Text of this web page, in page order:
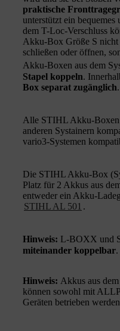
praktische
unterstützt ein
dem T-Loc-Verschluss
Akku-Box Größe S nicht
schließen oder öffnen,
Akku-Boxen aus dem
Stapel koppeln.
Box separat zugänglich.
Alle STIHL Akku-Boxen
anderen Systainern
vario3-Systemen
Die STIHL Akku-Box
Platz für 2 Akkus aus
entweder ein Akku-
STIHL AL 501 .
Hinweis: L-BOXX und
miteinander koppelbar.
Hinweis: Akkus aus
können sowohl mit
Geräten betrieben